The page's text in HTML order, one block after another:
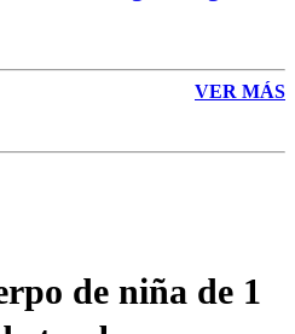
VER MÁS
de niña de 1